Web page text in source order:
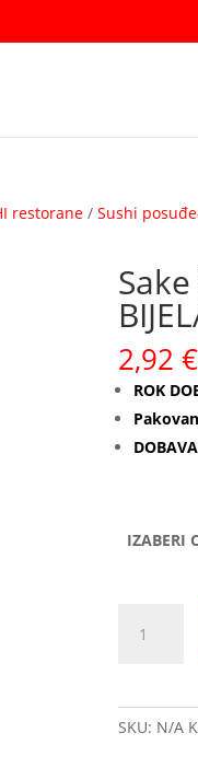
restorane /Sushi
2,92€
ROK
IZABERI
šalice
SKU: N/A